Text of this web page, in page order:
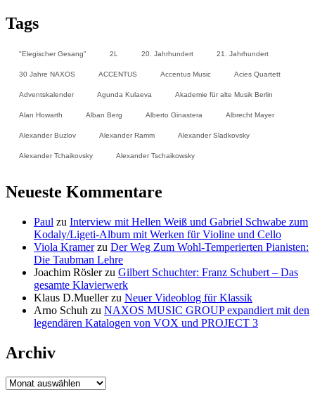
Tags
"Elegischer Gesang" 2L 20. Jahrhundert 21. Jahrhundert
30 Jahre NAXOS ACCENTUS Accentus Music Acies Quartett
Adventskalender Agunda Kulaeva Akademie für alte Musik Berlin
Alan Howarth Alban Berg Alberto Ginastera Albrecht Mayer
Alexander Buzlov Alexander Ramm Alexander Sladkovsky
Alexander Tchaikovsky Alexander Tschaikowsky
Neueste Kommentare
Paul zu Interview mit Hellen Weiß und Gabriel Schwabe zum
Kodaly/Ligeti-Album mit Werken für Violine und Cello
Viola Kramerzu Der Weg Zum Wohl-Temperierten Pianisten:
Die Taubman Lehre
Joachim Röslerzu Gilbert Schuchter: Franz Schubert – Das
gesamte Klavierwerk
Klaus D.Muellerzu Neuer Videoblog für Klassik
Arno Schuh zu NAXOS MUSIC GROUP expandiert mit den
legendären Katalogen von VOX und PROJECT 3
Archiv
Archiv